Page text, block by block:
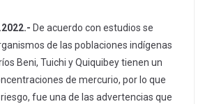
De acuerdo con estudios se
de las poblaciones indígenas
Beni, Tuichi y Quiquibey tienen un
de mercurio, por lo que
fue una de las advertencias que